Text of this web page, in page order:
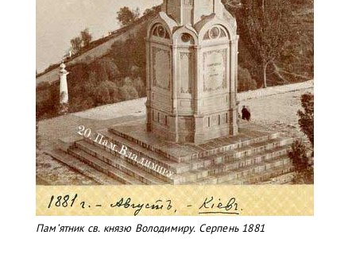
Памʼятник св. князю Володимиру. Серпень 1881